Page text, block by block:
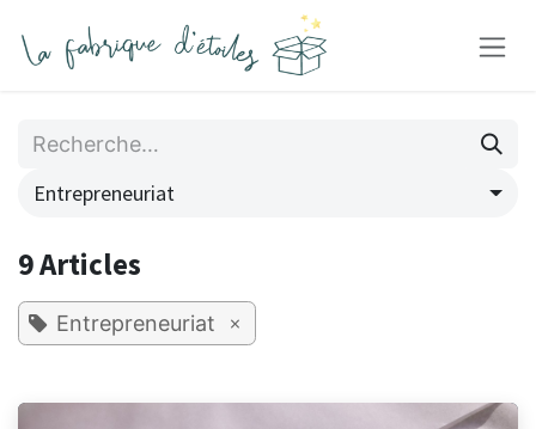
Entrepreneuriat
9 Articles
Entrepreneuriat ×